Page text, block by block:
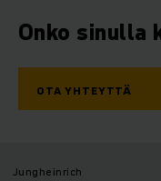
Onko sinulla
OTA YHTEYTTÄ
Jungheinrich